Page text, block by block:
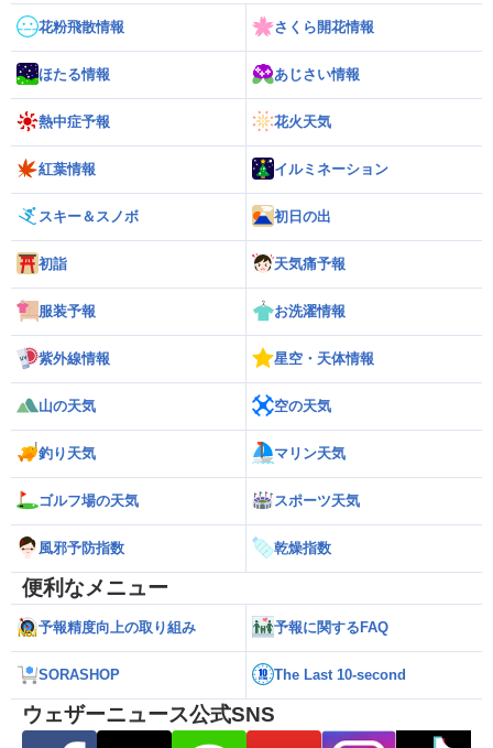
花粉飛散情報 さくら開花情報
ほたる情報 あじさい情報
熱中症予報 花火天気
紅葉情報 イルミネーション
スキー＆スノボ 初日の出
初詣 天気痛予報
服装予報 お洗濯情報
紫外線情報 星空・天体情報
山の天気 空の天気
釣り天気 マリン天気
ゴルフ場の天気 スポーツ天気
風邪予防指数 乾燥指数
便利なメニュー
予報精度向上の取り組み 予報に関するFAQ
SORASHOP The Last 10-second
ウェザーニュース公式SNS